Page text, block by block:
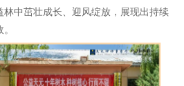
中茁壮成长、迎风绽放，展现出持续